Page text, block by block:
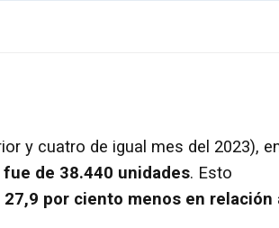
y cuatro de igual mes del 2023),
de 38.440 unidades. Esto
por ciento menos en relación